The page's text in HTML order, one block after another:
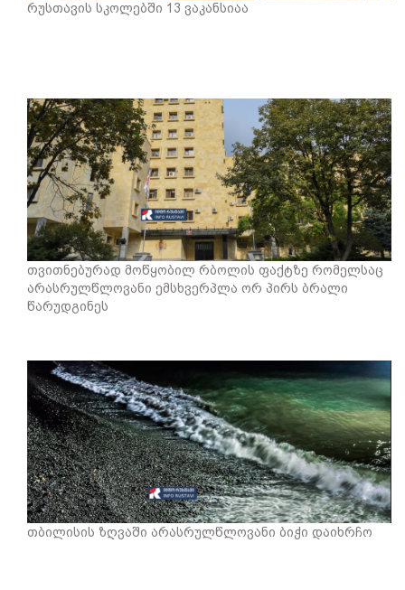
რუსთავის სკოლებში 13 ვაკანსიაა
თვითნებურად მოწყობილ რბოლის ფაქტზე რომელსაც
არასრულწლოვანი ემსხვერპლა ორ პირს ბრალი
წარუდგინეს
თბილისის ზღვაში არასრულწლოვანი ბიჭი დაიხრჩო